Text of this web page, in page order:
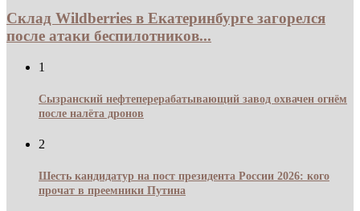
Склад Wildberries в Екатеринбурге загорелся
после атаки беспилотников...
1
Сызранский нефтеперерабатывающий завод охвачен огнём
после налёта дронов
2
Шесть кандидатур на пост президента России 2026: кого
прочат в преемники Путина